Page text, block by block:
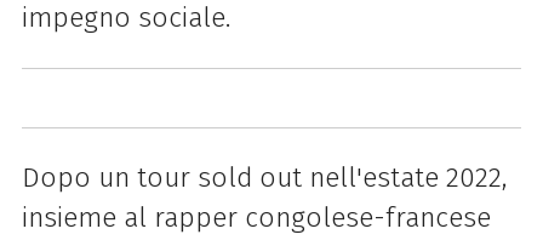
impegno sociale.
Dopo un tour sold out nell'estate 2022,
insieme al rapper congolese-francese